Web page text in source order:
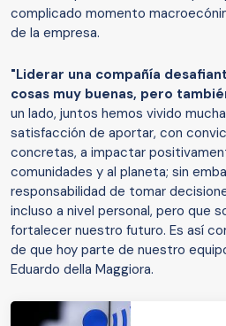
complicado momento
de la empresa.
"Liderar una compañía
cosas muy buenas, pero
un lado, juntos hemos vivido
satisfacción de aportar, con
concretas, a impactar
comunidades y al planeta; sin
responsabilidad de tomar
incluso a nivel personal, pero que
fortalecer nuestro futuro. Es así
de que hoy parte de nuestro
Eduardo della Maggiora.